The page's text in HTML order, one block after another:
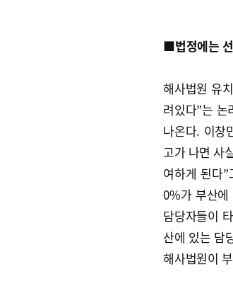
■법정에는 선
해사법원 유
려있다”는
나온다. 이창
고가 나면 사
여하게 된다
0%가 부산에
담당자들이
산에 있는 담
해사법원이